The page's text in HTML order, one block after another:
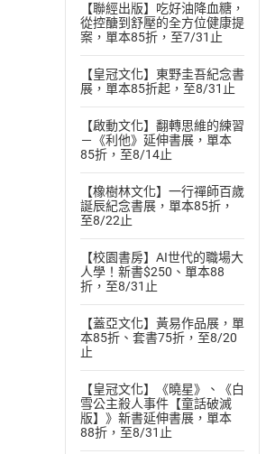
【聯經出版】吃好油降血糖，
從控醣到舒壓的全方位健康提
案，單本85折，至7/31止
【皇冠文化】東野圭吾紀念書
展，單本85折起，至8/31止
【啟動文化】翻轉思維的練習
－《利他》延伸書展，單本
85折，至8/14止
【橡樹林文化】一行禪師百歲
誕辰紀念書展，單本85折，
至8/22止
【校園書房】AI世代的職場大
人學！新書$250、單本88
折，至8/31止
【蓋亞文化】黃易作品展，單
本85折、套書75折，至8/20
止
【皇冠文化】《曉星》、《白
雪公主殺人事件【童話破滅
版】》新書延伸書展，單本
88折，至8/31止